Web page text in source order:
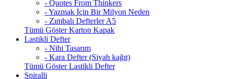
- Quotes From Thinkers
- Yazmak İçin Bir Milyon Neden
- Zımbalı Defterler A5
Tümü Göster Karton Kapak
Lastikli Defter
- Nihi Tasarım
- Kara Defter (Siyah kağıt)
Tümü Göster Lastikli Defter
Spiralli